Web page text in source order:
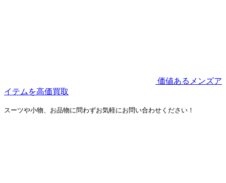
価値あるメンズア
イテムを高価買取
スーツや小物、お品物に問わずお気軽にお問い合わせください！